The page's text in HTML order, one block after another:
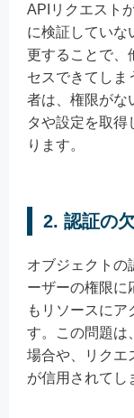
APIリクエスト
に検証していな
更することで、
セスできてしま
者は、権限がな
タや設定を取得
ります。
2. 認証の
オブジェクトの
ーザーの権限に
もリソースにア
す。この問題は
場合や、リクエ
が信用されてし